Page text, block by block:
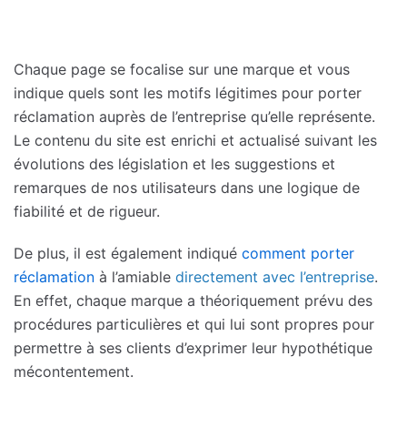
Chaque page se focalise sur une marque et vous
indique quels sont les motifs légitimes pour porter
réclamation auprès de l’entreprise qu’elle représente.
Le contenu du site est enrichi et actualisé suivant les
évolutions des législation et les suggestions et
remarques de nos utilisateurs dans une logique de
fiabilité et de rigueur.
De plus, il est également indiqué comment porter
réclamation à l’amiable directement avec l’entreprise.
En effet, chaque marque a théoriquement prévu des
procédures particulières et qui lui sont propres pour
permettre à ses clients d’exprimer leur hypothétique
mécontentement.